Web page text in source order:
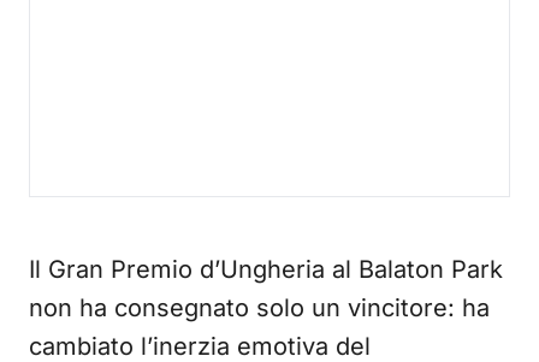
Il Gran Premio d’Ungheria al Balaton Park
non ha consegnato solo un vincitore: ha
cambiato l’inerzia emotiva del